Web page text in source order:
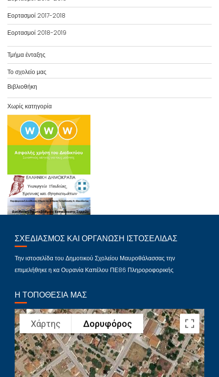
Εορτασμοί 2017-2018
Εορτασμοί 2018-2019
Τμήμα ένταξης
Το σχολείο μας
Βιβλιοθήκη
Χωρίς κατηγορία
ΣΧΕΔΙΑΣΜΌΣ ΚΑΙ ΟΡΓΆΝΩΣΗ ΙΣΤΟΣΕΛΊΔΑΣ
Την ιστοσελίδα του Δημοτικού Σχολείου Μαυροθάλασσας την
επιμελήθηκε η κα Ουρανία Καπέλου ΠΕ86 Πληροροφορικής
Η ΤΟΠΟΘΕΣΊΑ ΜΑΣ
Χάρτης Δορυφόρος